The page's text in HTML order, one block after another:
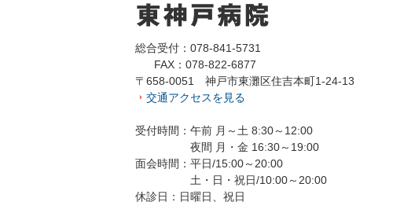
総合受付：078-841-5731
FAX：078-822-6877
〒658-0051 神戸市東灘区住吉本町1-24-13
交通アクセスを見る
受付時間：午前 月～土 8:30～12:00
夜間 月・金 16:30～19:00
面会時間：平日/15:00～20:00
土・日・祝日/10:00～20:00
休診日：日曜日、祝日